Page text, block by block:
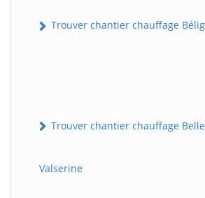
Trouver chantier chauffage
Trouver chantier chauffage
Valserine